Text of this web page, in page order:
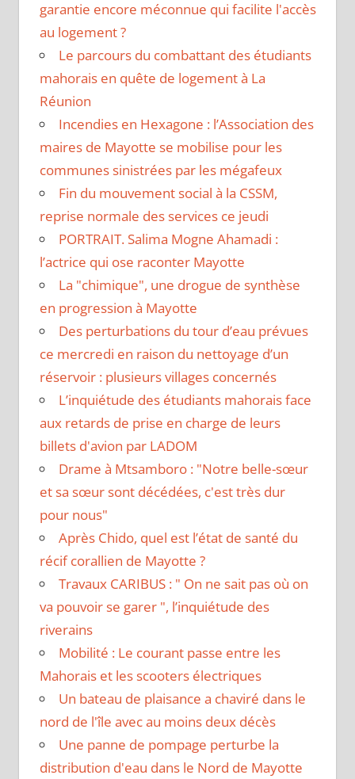
garantie encore méconnue qui facilite l'accès
au logement ?
Le parcours du combattant des étudiants
mahorais en quête de logement à La
Réunion
Incendies en Hexagone : l’Association des
maires de Mayotte se mobilise pour les
communes sinistrées par les mégafeux
Fin du mouvement social à la CSSM,
reprise normale des services ce jeudi
PORTRAIT. Salima Mogne Ahamadi :
l’actrice qui ose raconter Mayotte
La "chimique", une drogue de synthèse
en progression à Mayotte
Des perturbations du tour d’eau prévues
ce mercredi en raison du nettoyage d’un
réservoir : plusieurs villages concernés
L’inquiétude des étudiants mahorais face
aux retards de prise en charge de leurs
billets d'avion par LADOM
Drame à Mtsamboro : "Notre belle-sœur
et sa sœur sont décédées, c'est très dur
pour nous"
Après Chido, quel est l’état de santé du
récif corallien de Mayotte ?
Travaux CARIBUS : " On ne sait pas où on
va pouvoir se garer ", l’inquiétude des
riverains
Mobilité : Le courant passe entre les
Mahorais et les scooters électriques
Un bateau de plaisance a chaviré dans le
nord de l'île avec au moins deux décès
Une panne de pompage perturbe la
distribution d'eau dans le Nord de Mayotte